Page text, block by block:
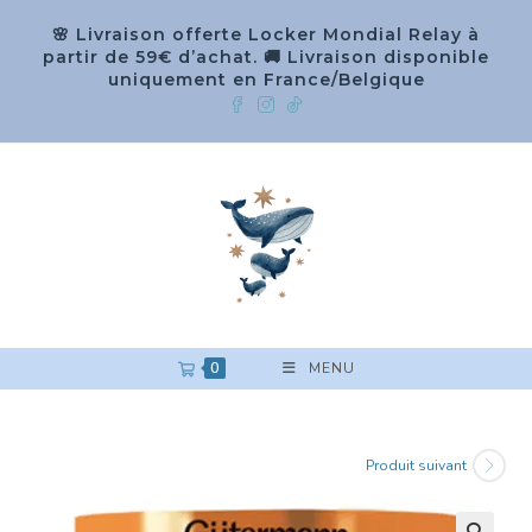
🌸 Livraison offerte Locker Mondial Relay à
partir de 59€ d’achat. 🚚 Livraison disponible
uniquement en France/Belgique
0 MENU
Produit suivant